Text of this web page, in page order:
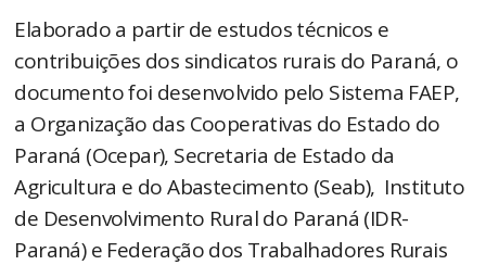
Elaborado a partir de estudos técnicos e
contribuições dos sindicatos rurais do Paraná, o
documento foi desenvolvido pelo Sistema FAEP,
a Organização das Cooperativas do Estado do
Paraná (Ocepar), Secretaria de Estado da
Agricultura e do Abastecimento (Seab), Instituto
de Desenvolvimento Rural do Paraná (IDR-
Paraná) e Federação dos Trabalhadores Rurais